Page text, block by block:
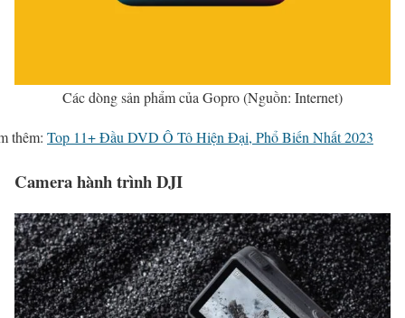
Các dòng sản phẩm của Gopro (Nguồn: Internet)
thêm: Top 11+ Đầu DVD Ô Tô Hiện Đại, Phổ Biến Nhất 2023
Camera hành trình DJI